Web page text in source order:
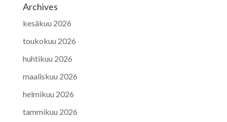
Archives
kesäkuu 2026
toukokuu 2026
huhtikuu 2026
maaliskuu 2026
helmikuu 2026
tammikuu 2026